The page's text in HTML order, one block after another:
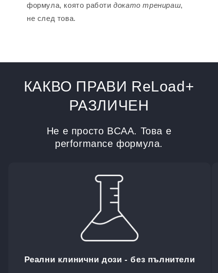
формула, която работидокато тренираш,
не след това.
КАКВО ПРАВИ ReLoad+
РАЗЛИЧЕН
Не е просто BCAA. Това е
performance формула.
Реални клинични дози - без пълнители